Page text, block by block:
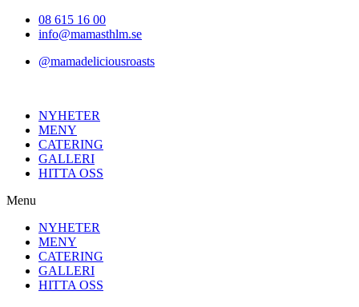
Hoppa08 615 16 00
info@mamasthlm.se
@mamadeliciousroasts
NYHETER
MENY
CATERING
GALLERI
HITTA OSS
Menu
NYHETER
MENY
CATERING
GALLERI
HITTA OSS